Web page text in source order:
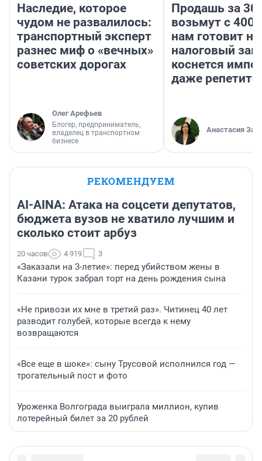
Наследие, которое
чудом не развалилось:
транспортный эксперт
разнес миф о «вечных»
советских дорогах
Олег Арефьев
Блогер, предприниматель,
владелец в транспортном
бизнесе
Продашь за
возьмут с
нам готовит
налоговый
коснется
даже
Анастасия
РЕКОМЕНДУЕМ
AI-AINA: Атака на соцсети депутатов,
бюджета вузов не хватило лучшим и
сколько стоит арбуз
20 часов 4 919 3
«Заказали на 3-летие»: перед убийством жены в
Казани турок забрал торт на день рождения сына
«Не привози их мне в третий раз». Читинец 40 лет
разводит голубей, которые всегда к нему
возвращаются
«Все еще в шоке»: сыну Трусовой исполнился год —
трогательный пост и фото
Уроженка Волгограда выиграла миллион, купив
лотерейный билет за 20 рублей